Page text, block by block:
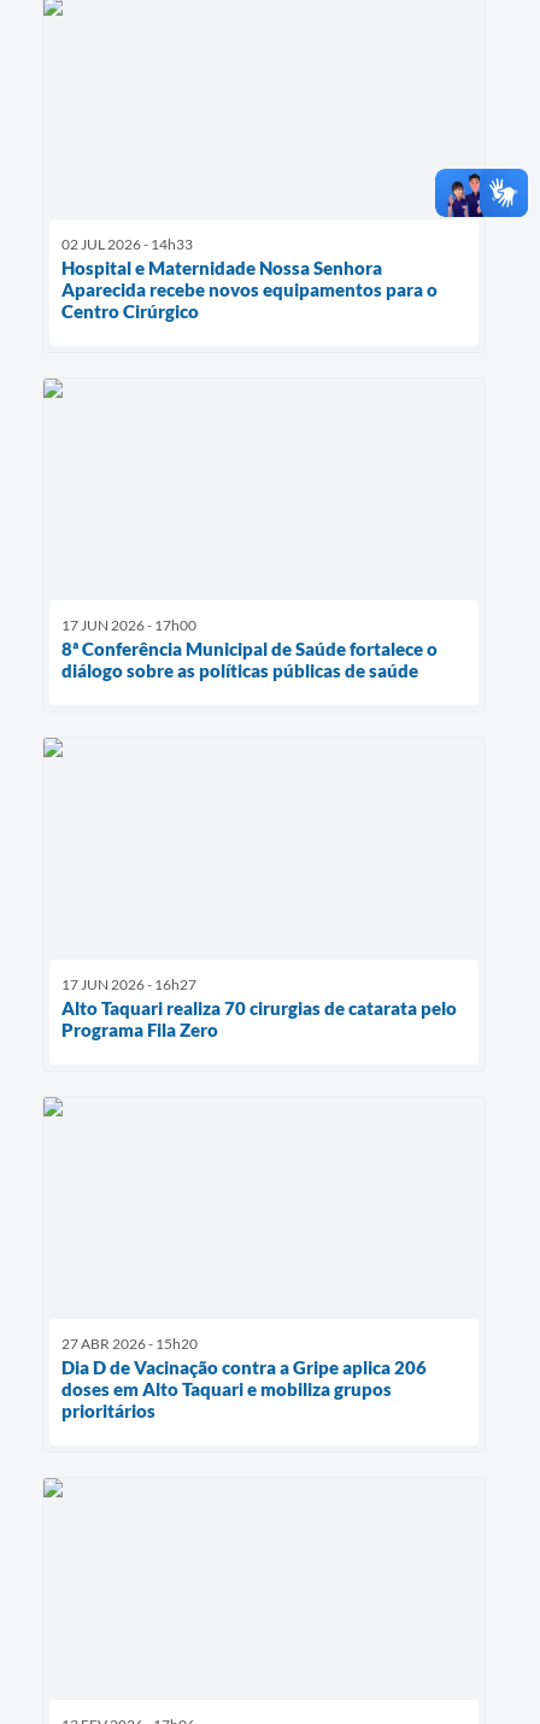
02 JUL 2026 - 14h33
Hospital e Maternidade Nossa Senhora
Aparecida recebe novos equipamentos para o
Centro Cirúrgico
17 JUN 2026 - 17h00
8ª Conferência Municipal de Saúde fortalece o
diálogo sobre as políticas públicas de saúde
17 JUN 2026 - 16h27
Alto Taquari realiza 70 cirurgias de catarata pelo
Programa Fila Zero
27 ABR 2026 - 15h20
Dia D de Vacinação contra a Gripe aplica 206
doses em Alto Taquari e mobiliza grupos
prioritários